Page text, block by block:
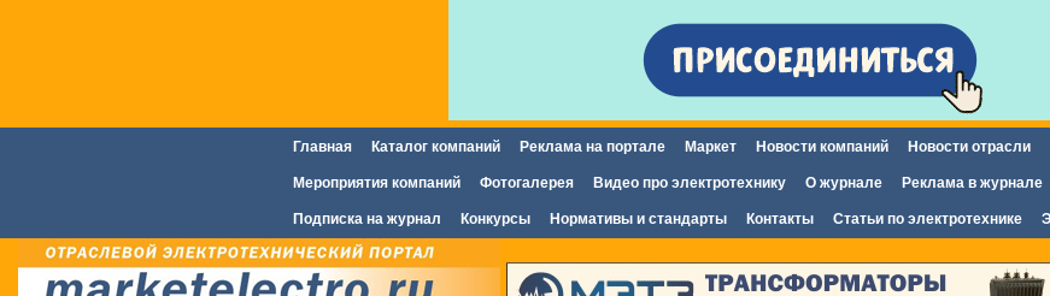
содержанию
Главное меню
Главная Каталог компаний Реклама на портале Маркет Новости компаний Новости отрасли
Мероприятия компаний Фотогалерея Видео про электротехнику О журнале Реклама в журнале
Подписка на журнал Конкурсы Нормативы и стандарты Контакты Статьи по электротехнике